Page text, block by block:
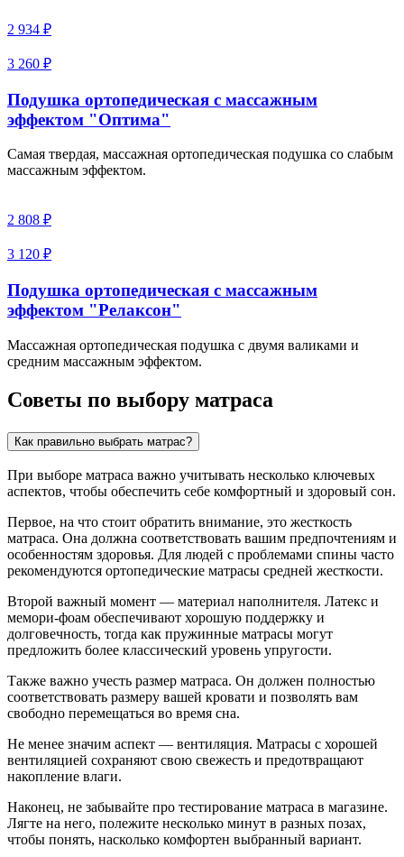
2 934 ₽
3 260 ₽
Подушка ортопедическая с массажным
эффектом "Оптима"
Самая твердая, массажная ортопедическая подушка со слабым
массажным эффектом.
2 808 ₽
3 120 ₽
Подушка ортопедическая с массажным
эффектом "Релаксон"
Массажная ортопедическая подушка с двумя валиками и
средним массажным эффектом.
Советы по выбору матраса
Как правильно выбрать матрас?
При выборе матраса важно учитывать несколько ключевых
аспектов, чтобы обеспечить себе комфортный и здоровый сон.
Первое, на что стоит обратить внимание, это жесткость
матраса. Она должна соответствовать вашим предпочтениям и
особенностям здоровья. Для людей с проблемами спины часто
рекомендуются ортопедические матрасы средней жесткости.
Второй важный момент — материал наполнителя. Латекс и
мемори-фоам обеспечивают хорошую поддержку и
долговечность, тогда как пружинные матрасы могут
предложить более классический уровень упругости.
Также важно учесть размер матраса. Он должен полностью
соответствовать размеру вашей кровати и позволять вам
свободно перемещаться во время сна.
Не менее значим аспект — вентиляция. Матрасы с хорошей
вентиляцией сохраняют свою свежесть и предотвращают
накопление влаги.
Наконец, не забывайте про тестирование матраса в магазине.
Лягте на него, полежите несколько минут в разных позах,
чтобы понять, насколько комфортен выбранный вариант.